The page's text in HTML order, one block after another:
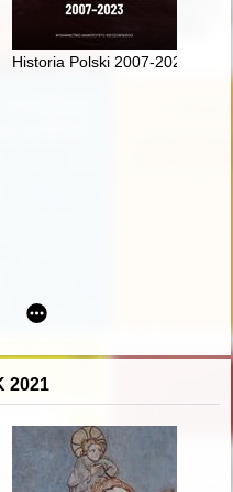
polsko-ukraińskie w XX i
Historia Polski 2007-2023
2021